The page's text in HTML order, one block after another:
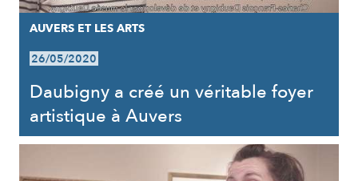
AUVERS ET LES ARTS
26/05/2020
Daubigny a créé un véritable foyer
artistique à Auvers